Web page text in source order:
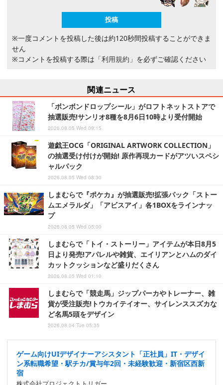
※一度コメントを投稿した後は約120秒間投稿することができま
せん
※コメントを投稿する際は 「利用規約」 を必ずご確認ください
関連ニュース
「ボンボンドロップシール」がロフトネットストアで
抽選販売!サンリオ8種を8月6日10時より受付開始
2026.08.05 Wed 09:15
遊戯王OCG「ORIGINAL ARTWORK COLLECTION」
の抽選受け付けが開始! 原作再現カードがアツいスペシ
ャルパック
2026.08.05 Wed 08:30
しまむらで『ポケカ』が抽選販売!拡張パック「ストー
ムエメラルダ」「アビスアイ」各1BOXをラインナッ
プ
2026.08.05 Wed 05:00
しまむらで「トイ・ストーリー」アイテムが本日8月5
日より発売!アパレルや雑貨、エイリアンとハムのダイ
カットクッションなど盛りだくさん
2026.08.05 Wed 01:10
しまむらで「競走馬」ジップパーカやトレーナー、雑
貨が受注販売!トウカイテイオー、サイレンススズカな
ど名馬5頭をデザイン
2026.08.04 Tue 05:35
ゲーム向けUIデザイナーアシスタント「正社員」IT・デザイ
ン系転職希望・駅チカ/賞与年2回・未経験歓迎・新宿区西新
宿